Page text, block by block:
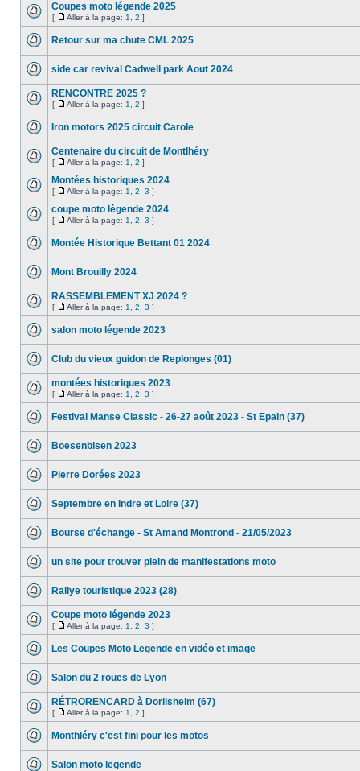
Coupes moto légende 2025
[ Aller à la page: 1 2 ]
Retour sur ma chute CML 2025
side car revival Cadwell park Aout 2024
RENCONTRE 2025 ?
[ Aller à la page: 1 2 ]
Iron motors 2025 circuit Carole
Centenaire du circuit de Montlhéry
[ Aller à la page: 1 2 ]
Montées historiques 2024
[ Aller à la page: 1 2 3 ]
coupe moto légende 2024
[ Aller à la page: 1 2 3 ]
Montée Historique Bettant 01 2024
Mont Brouilly 2024
RASSEMBLEMENT XJ 2024 ?
[ Aller à la page: 1 2 3 ]
salon moto légende 2023
Club du vieux guidon de Replonges (01)
montées historiques 2023
[ Aller à la page: 1 2 3 ]
Festival Manse Classic - 26-27 août 2023 - St Epain (37)
Boesenbisen 2023
Pierre Dorées 2023
Septembre en Indre et Loire (37)
Bourse d'échange - St Amand Montrond - 21/05/2023
un site pour trouver plein de manifestations moto
Rallye touristique 2023 (28)
Coupe moto légende 2023
[ Aller à la page: 1 2 3 ]
Les Coupes Moto Legende en vidéo et image
Salon du 2 roues de Lyon
RÉTRORENCARD à Dorlisheim (67)
[ Aller à la page: 1 2 ]
Monthléry c'est fini pour les motos
Salon moto legende